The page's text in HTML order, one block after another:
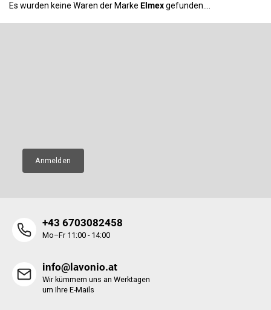
Es wurden keine Waren der Marke Elmexgefunden....
Anmelden
+43 6703082458
Mo–Fr 11:00 - 14:00
info@lavonio.at
Wir kümmern uns an Werktagen
um Ihre E-Mails